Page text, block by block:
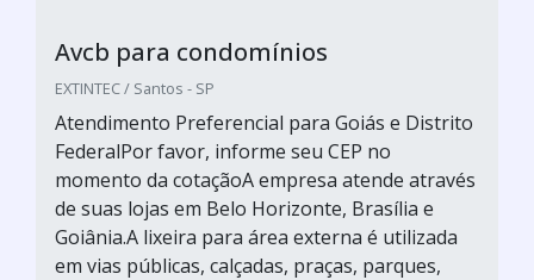
Avcb para condomínios
EXTINTEC / Santos - SP
Atendimento Preferencial para Goiás e Distrito
FederalPor favor, informe seu CEP no
momento da cotaçãoA empresa atende através
de suas lojas em Belo Horizonte, Brasília e
Goiânia.A lixeira para área externa é utilizada
em vias públicas, calçadas, praças, parques,